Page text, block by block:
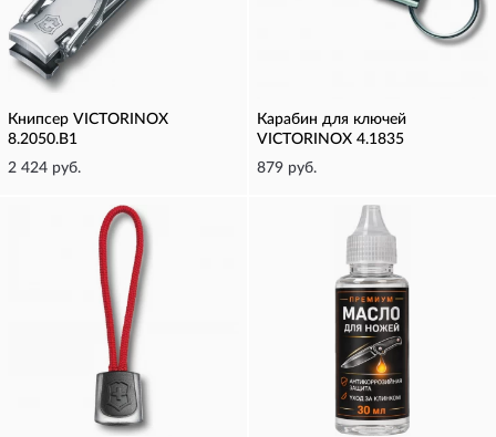
Книпсер VICTORINOX
8.2050.B1
2 424 руб.
Карабин для ключей
VICTORINOX 4.1835
879 руб.